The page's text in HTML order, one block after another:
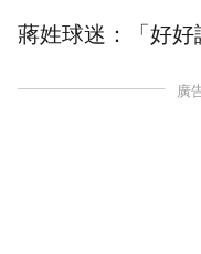
蔣姓球迷：「好好
廣